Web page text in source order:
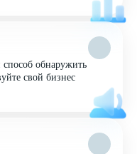
обнаружить
свой бизнес